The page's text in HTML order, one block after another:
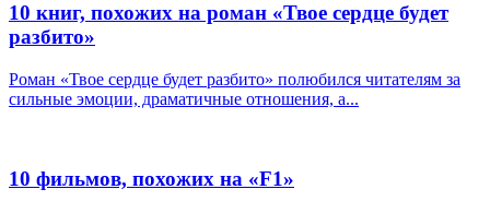
10 книг, похожих на роман «Твое сердце будет
разбито»
Роман «Твое сердце будет разбито» полюбился читателям за
сильные эмоции, драматичные отношения, а...
10 фильмов, похожих на «F1»